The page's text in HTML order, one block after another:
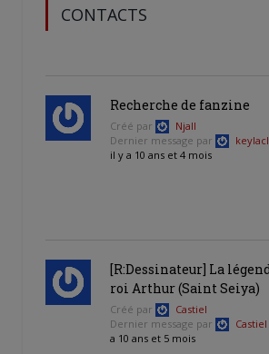
CONTACTS
Recherche de fanzine
Créé par
Njall
Dernier message par
il y a 10 ans et 4 mois
[R:Dessinateur] La
roi Arthur (Saint Seiya)
Créé par
Castiel
Dernier message par
Castiel
a 10 ans et 5 mois